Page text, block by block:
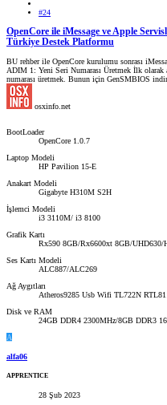
#24
OpenCore ile iMessage ve Apple
Türkiye Destek Platformu
BU rehber ile OpenCore kurulumu sonrası
ADIM 1: Yeni Seri Numarası Üretmek İlk olarak
numarası üretmek. Bunun için GenSMBIOS
osxinfo.net
BootLoader
OpenCore 1.0.7
Laptop Modeli
HP Pavilion 15-E
Anakart Modeli
Gigabyte H310M S2H
İşlemci Modeli
i3 3110M/ i3 8100
Grafik Kartı
Rx590 8GB/Rx6600xt 8GB/UHD630/
Ses Kartı Modeli
ALC887/ALC269
Ağ Aygıtları
Atheros9285 Usb Wifi TL722N
Disk ve RAM
24GB DDR4 2300MHz/8GB DDR3
A
alfa06
APPRENTICE
28 Şub 2023